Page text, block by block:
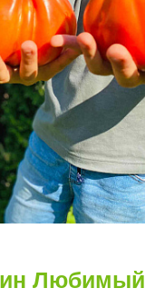
Любимый